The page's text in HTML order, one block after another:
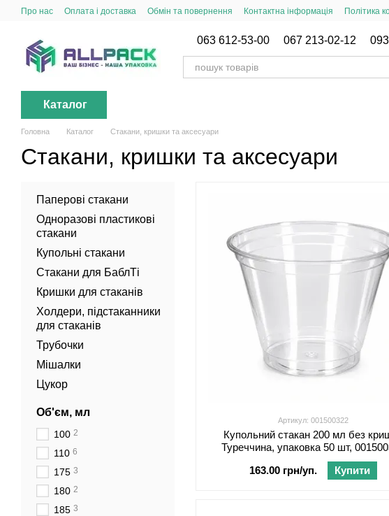
Перейти до основного контенту
Про нас Оплата і доставка Обмін та повернення Контактна інформація Політика
063 612-53-00 067 213-02-12
Каталог
Головна Каталог Стакани, кришки та аксесуари
Стакани, кришки та аксесуари
Артикул: 001500322
Купольний стакан 200 мл без
Туреччина, упаковка 50 шт,
163.00 грн/уп.
Купити
Паперові стакани
Одноразові пластикові
стакани
Купольні стакани
Стакани для БаблТі
Кришки для стаканів
Холдери, підстаканники
для стаканів
Трубочки
Мішалки
Цукор
Об'єм, мл
100 2
110 6
175 3
180 2
185 3